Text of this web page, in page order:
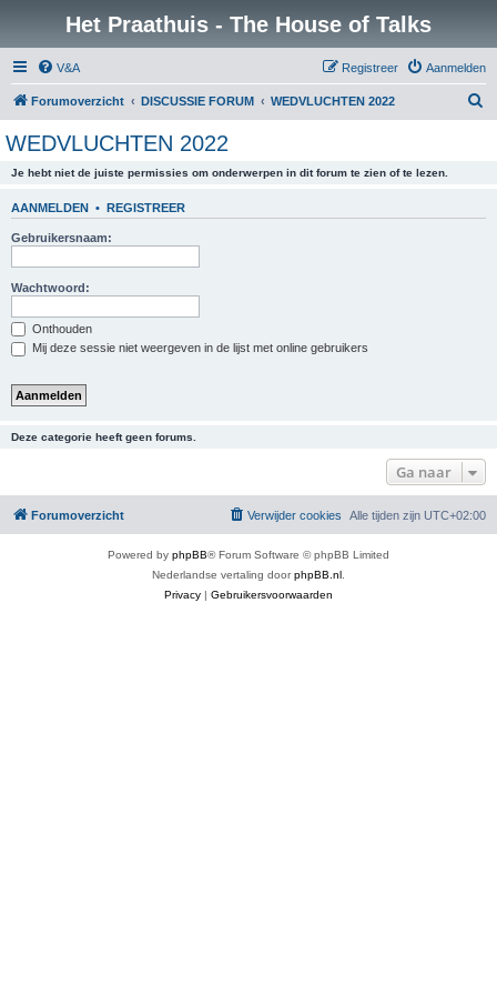
Het Praathuis - The House of Talks
V&A Aanmelden
Registreer
Forumoverzicht DISCUSSIE FORUM WEDVLUCHTEN 2022
WEDVLUCHTEN 2022
Je hebt niet de juiste permissies om onderwerpen in dit forum te zien of te lezen.
AANMELDEN • REGISTREER
Gebruikersnaam:
Wachtwoord:
Onthouden
Mij deze sessie niet weergeven in de lijst met online gebruikers
Deze categorie heeft geen forums.
Ga naar
Forumoverzicht Alle tijden zijn UTC+02:00
Verwijder cookies
Powered by phpBB® Forum Software © phpBB Limited
Nederlandse vertaling doorphpBB.nl
Privacy | Gebruikersvoorwaarden